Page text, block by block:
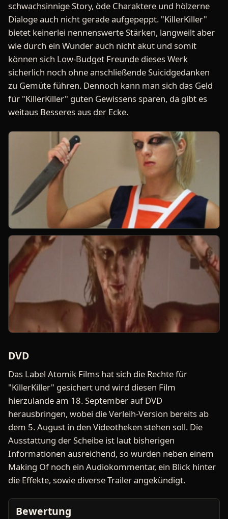
schwachsinnige Story, öde Charaktere und hölzerne
Dialoge auch nicht gerade aufgepeppt. "KillerKiller"
bietet keinerlei nennenswerte Stärken, langweilt aber
wie durch ein Wunder auch nicht akut und somit
können sich Low-Budget Freunde dieses Werk
sicherlich noch ohne anschließende Suicidgedanken
zu Gemüte führen. Dennoch kann man sich das Geld
für "KillerKiller" guten Gewissens sparen, da gibt es
weitaus Besseres aus der Ecke.
DVD
Das Label Atomik Films hat sich die Rechte für
"KillerKiller" gesichert und wird diesen Film
hierzulande am 18. September auf DVD
herausbringen, wobei die Verleih-Version bereits ab
dem 5. August in den Videotheken stehen soll. Die
Ausstattung der Scheibe ist laut bisherigen
Informationen ausreichend, so wurden neben einem
Making Of noch ein Audiokommentar, ein Blick hinter
die Effekte, sowie diverse Trailer angekündigt.
Bewertung